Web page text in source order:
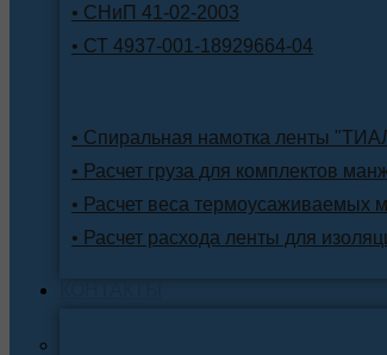
• СНиП 41-02-2003
• СТ 4937-001-18929664-04
• Спиральная намотка ленты
• Расчет груза для комплектов
• Расчет веса термоусаживаемых
• Расчет расхода ленты для